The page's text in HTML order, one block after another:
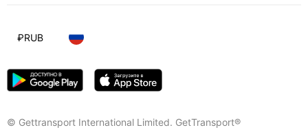
© Gettransport International Limited. GetTransport®
₽RUB